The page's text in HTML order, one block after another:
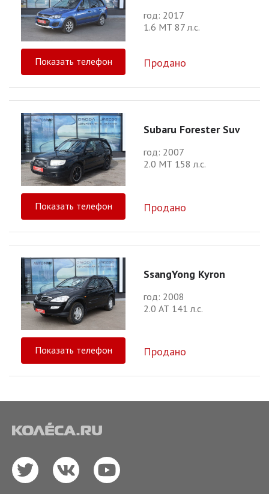
год: 2017
1.6 МТ 87 л.с.
Показать телефон Продано
Subaru Forester Suv
год: 2007
2.0 МТ 158 л.с.
Показать телефон Продано
SsangYong Kyron
год: 2008
2.0 АТ 141 л.с.
Показать телефон Продано